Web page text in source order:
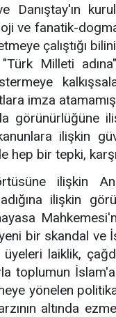
Danıştay'ın
ve fanatik-
çalıştığı
Milleti
imza
görünürlüğüne
ilişkin
bir tepki,
ilişkin
ilişkin
bir skandal ve
laiklik,
toplumun İslam'a
yönelen
altında